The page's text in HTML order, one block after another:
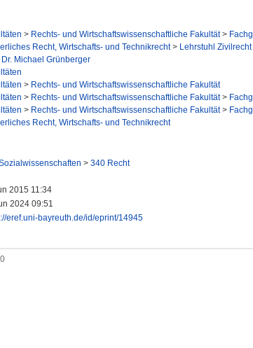
> Rechts- und Wirtschaftswissenschaftliche Fakultät>
Recht, Wirtschafts- und Technikrecht> Lehrstuhl
Dr. Michael Grünberger
> Rechts- und Wirtschaftswissenschaftliche Fakultät
> Rechts- und Wirtschaftswissenschaftliche Fakultät>
> Rechts- und Wirtschaftswissenschaftliche Fakultät>
Recht, Wirtschafts- und Technikrecht
> 340 Recht
2015 11:34
2024 09:51
eref.uni-bayreuth.de/id/eprint/14945